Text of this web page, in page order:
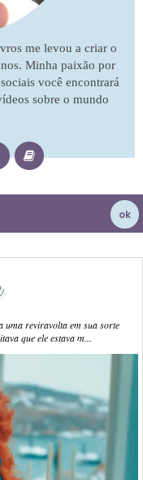
me levou a criar o
Minha paixão por
você encontrará
sobre o mundo
uma reviravolta em sua sorte
que ele estava m...